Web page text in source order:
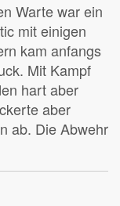
Warte war ein
mit einigen
kam anfangs
Mit Kampf
hart aber
aber
ab. Die Abwehr